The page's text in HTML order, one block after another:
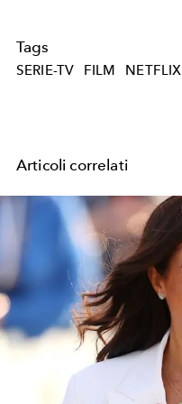
Tags
SERIE-TV FILM NETFLIX
Articoli correlati